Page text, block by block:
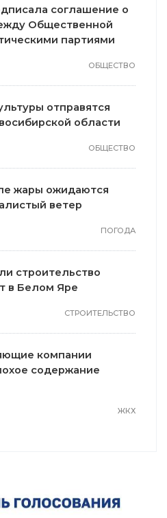
соглашение о
Общественной
партиями
ОБЩЕСТВО
отправятся
области
ОБЩЕСТВО
жары ожидаются
ветер
ПОГОДА
строительство
в Белом Яре
СТРОИТЕЛЬСТВО
компании
содержание
ЖКХ